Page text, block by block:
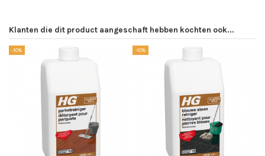
Klanten die dit product aangeschaft hebben kochten ook...
-10% -10%